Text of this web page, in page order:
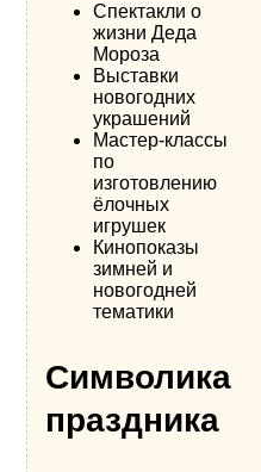
Спектакли о
жизни Деда
Мороза
Выставки
новогодних
украшений
Мастер-классы
по
изготовлению
ёлочных
игрушек
Кинопоказы
зимней и
новогодней
тематики
Символика
праздника